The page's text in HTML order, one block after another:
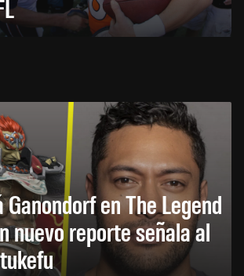
Ganondorf en The Legend
nuevo reporte señala al